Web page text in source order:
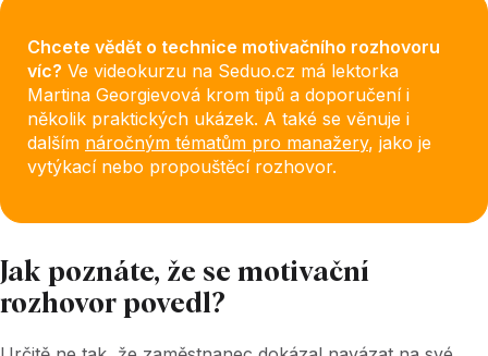
Chcete vědět o technice motivačního rozhovoru
víc? Ve videokurzu na Seduo.cz má lektorka
Martina Georgievová krom tipů a doporučení i
několik praktických ukázek. A také se věnuje i
dalším náročným tématům pro manažery, jako je
vytýkací nebo propouštěcí rozhovor.
Jak poznáte, že se motivační
rozhovor povedl?